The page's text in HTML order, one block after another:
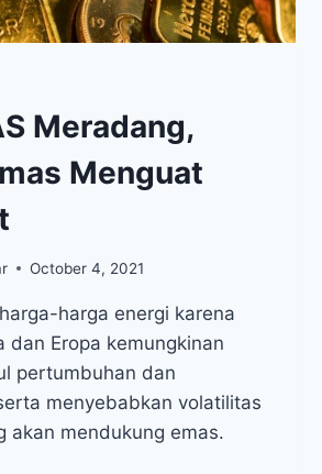
Meradang,
Menguat
October 4, 2021
harga energi karena
dan Eropa kemungkinan
pertumbuhan dan
menyebabkan volatilitas
akan mendukung emas.